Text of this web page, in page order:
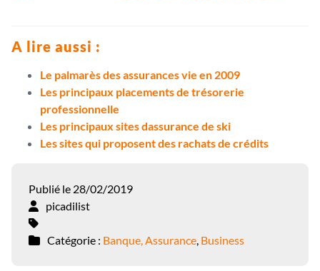
A lire aussi :
Le palmarès des assurances vie en 2009
Les principaux placements de trésorerie
professionnelle
Les principaux sites dassurance de ski
Les sites qui proposent des rachats de crédits
Publié le 28/02/2019
picadilist
Catégorie : Banque, Assurance Business